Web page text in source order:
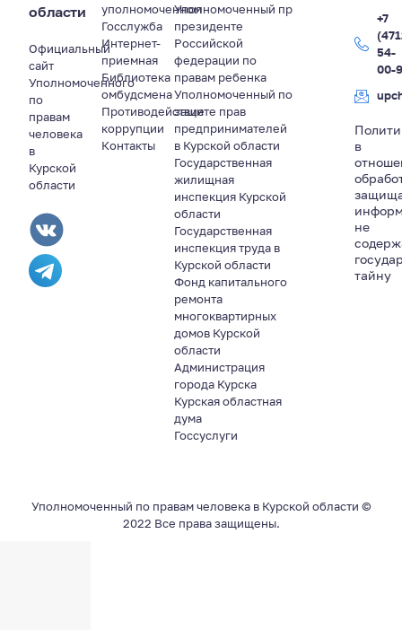
области
Официальный
сайт
Уполномоченного
по
правам
человека
в
Курской
области
уполномоченном
Госслужба
Интернет-
приемная
Библиотека
омбудсмена
Противодействие
коррупции
Контакты
Уполномоченный пр
президенте
Российской
федерации по
правам ребенка
Уполномоченный по
защите прав
предпринимателей
в Курской области
Государственная
жилищная
инспекция Курской
области
Государственная
инспекция труда в
Курской области
Фонд капитального
ремонта
многоквартирных
домов Курской
области
Администрация
города Курска
Курская областная
дума
Госсуслуги
+7
54-
00-
в
не
тайну
Уполномоченный по правам человека в Курской области ©
2022 Все права защищены.